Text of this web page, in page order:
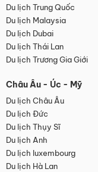
Du lịch Trung Quốc
Du lịch Malaysia
Du lịch Dubai
Du lịch Thái Lan
Du lịch Trương Gia Giới
Châu Âu - Úc - Mỹ
Du lịch Châu Âu
Du lịch Đức
Du lịch Thụy Sĩ
Du lịch Anh
Du lịch luxembourg
Du lịch Hà Lan